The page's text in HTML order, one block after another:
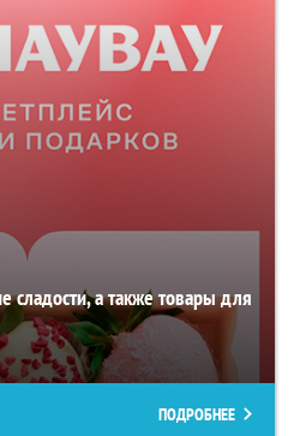
сладости, а также товары для
ПОДРОБНЕЕ